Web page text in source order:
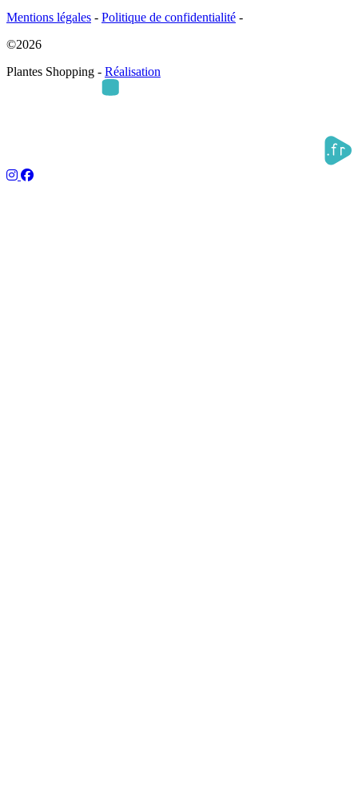
Mentions légales - Politique de confidentialité -
©2026
Plantes Shopping - Réalisation